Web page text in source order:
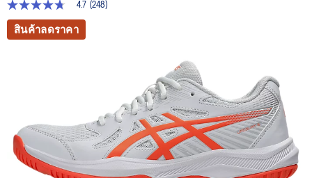
4.7
จาก
ดาว
หน้า
เดียวกัน
4.7 (248)
สินค้าลดราคา